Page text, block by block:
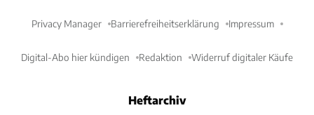
Privacy Manager Barrierefreiheitserklärung Impressum
Digital-Abo hier kündigen Redaktion Widerruf digitaler Käufe
Heftarchiv